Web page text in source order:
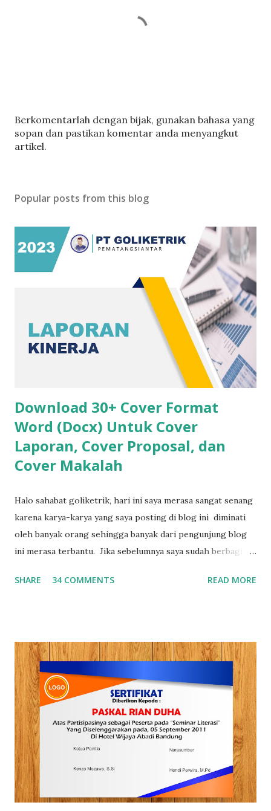
P
o
s
o
m
e
n
Berkomentarlah dengan bijak, gunakan bahasa yang
sopan dan pastikan komentar anda menyangkut
artikel.
Popular posts from this blog
Download 30+ Cover Format
Word (Docx) Untuk Cover
Laporan, Cover Proposal, dan
Cover Makalah
Halo sahabat goliketrik, hari ini saya merasa sangat senang
karena karya-karya yang saya posting di blog ini diminati
oleh banyak orang sehingga banyak dari pengunjung blog
ini merasa terbantu. Jika sebelumnya saya sudah berbagi 3
Curriculum Vitae (CV) hari ini saya akan berbagi 30+
bahwa pada saat membuat laporan, membuat proposal dan
membuat makalah selain dari mempersiapkan isinya secara
matang kita juga harus memperhatikan desain covernya,
karena cover salah satu bagian yang sangat krusial untuk
menentukan apakah laporan,proposal dan makalah yang
kamu buat akan dibaca atau tidak. Jika ditanya apakah
penting membuat cover yang menarik dan kreatif? tentu
jawabannya adalah Ya, karena cover menjadi bagian yang
tidak terpisakan dari laporan, proposal dan d...
SHARE 34 COMMENTS READ MORE